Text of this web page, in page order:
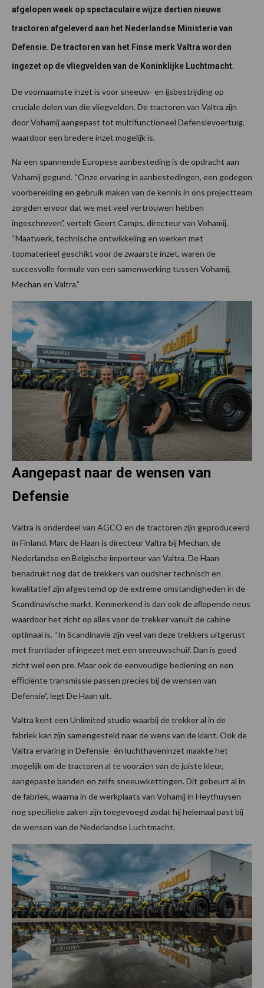
afgelopen week op spectaculaire wijze dertien nieuwe
tractoren afgeleverd aan het Nederlandse Ministerie van
Defensie. De tractoren van het Finse merk Valtra worden
ingezet op de vliegvelden van de Koninklijke Luchtmacht.
De voornaamste inzet is voor sneeuw- en ijsbestrijding op
cruciale delen van die vliegvelden. De tractoren van Valtra zijn
door Vohamij aangepast tot multifunctioneel Defensievoertuig,
waardoor een bredere inzet mogelijk is.
Na een spannende Europese aanbesteding is de opdracht aan
Vohamij gegund. “Onze ervaring in aanbestedingen, een gedegen
voorbereiding en gebruik maken van de kennis in ons projectteam
zorgden ervoor dat we met veel vertrouwen hebben
ingeschreven”, vertelt Geert Camps, directeur van Vohamij.
“Maatwerk, technische ontwikkeling en werken met
topmaterieel geschikt voor de zwaarste inzet, waren de
succesvolle formule van een samenwerking tussen Vohamij,
Mechan en Valtra.”
Aangepast naar de wensen van
Defensie
Valtra is onderdeel van AGCO en de tractoren zijn geproduceerd
in Finland. Marc de Haan is directeur Valtra bij Mechan, de
Nederlandse en Belgische importeur van Valtra. De Haan
benadrukt nog dat de trekkers van oudsher technisch en
kwalitatief zijn afgestemd op de extreme omstandigheden in de
Scandinavische markt. Kenmerkend is dan ook de aﬂopende neus
waardoor het zicht op alles voor de trekker vanuit de cabine
optimaal is. “In Scandinavië zijn veel van deze trekkers uitgerust
met frontlader of ingezet met een sneeuwschuif. Dan is goed
zicht wel een pre. Maar ook de eenvoudige bediening en een
eﬃciënte transmissie passen precies bij de wensen van
Defensie”, legt De Haan uit.
Valtra kent een Unlimited studio waarbij de trekker al in de
fabriek kan zijn samengesteld naar de wens van de klant. Ook de
Valtra ervaring in Defensie- én luchthaveninzet maakte het
mogelijk om de tractoren al te voorzien van de juiste kleur,
aangepaste banden en zelfs sneeuwkettingen. Dit gebeurt al in
de fabriek, waarna in de werkplaats van Vohamij in Heythuysen
nog speciﬁeke zaken zijn toegevoegd zodat hij helemaal past bij
de wensen van de Nederlandse Luchtmacht.